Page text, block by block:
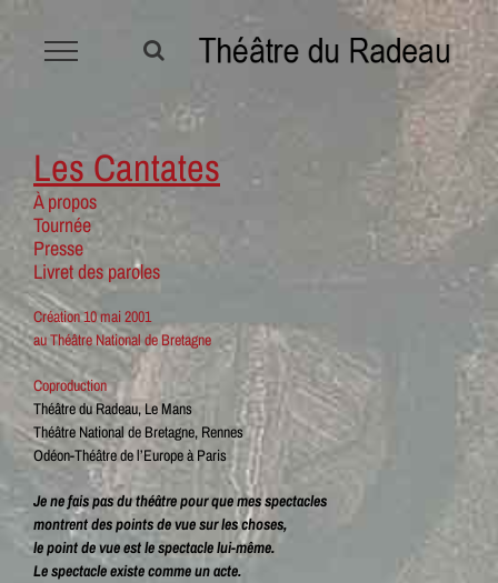
Passer
Les Cantates
À propos
Tournée
Presse
Livret des paroles
Création 10 mai 2001
au Théâtre National de Bretagne
Coproduction
Théâtre du Radeau, Le Mans
Théâtre National de Bretagne, Rennes
Odéon-Théâtre de l’Europe à Paris
Je ne fais pas du théâtre pour que mes spectacles
montrent des points de vue sur les choses,
le point de vue est le spectacle lui-même.
Le spectacle existe comme un acte.